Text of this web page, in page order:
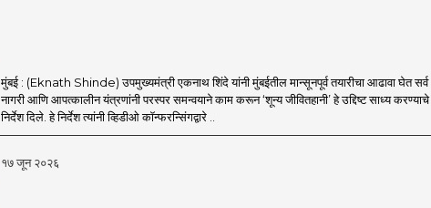
मुंबई : (Eknath Shinde) उपमुख्यमंत्री एकनाथ शिंदे यांनी मुंबईतील मान्सूनपूर्व तयारीचा आढावा घेत सर्व
नागरी आणि आपत्कालीन यंत्रणांनी परस्पर समन्वयाने काम करून ‘शून्य जीवितहानी’ हे उद्दिष्ट साध्य करण्याचे
निर्देश दिले. हे निर्देश त्यांनी व्हिडीओ कॉन्फरन्सिंगद्वारे ..
१७ जून २०२६